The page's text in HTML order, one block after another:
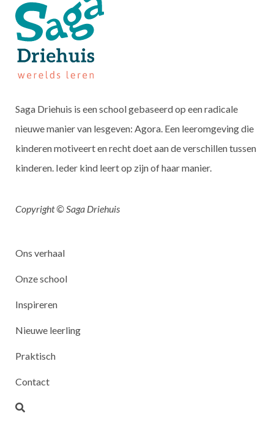
Saga Driehuis is een school gebaseerd op een radicale
nieuwe manier van lesgeven: Agora. Een leeromgeving die
kinderen motiveert en recht doet aan de verschillen tussen
kinderen. Ieder kind leert op zijn of haar manier.
Copyright © Saga Driehuis
Ons verhaal
Onze school
Inspireren
Nieuwe leerling
Praktisch
Contact